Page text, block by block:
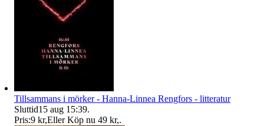
Tillsammans i mörker - Hanna-Linnea Rengfors - litteratur
Sluttid15 aug 15:39.
Pris:9 kr,Eller Köp nu 49 kr,.